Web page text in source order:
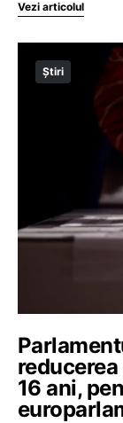
Vezi articolul
Știri
16 ani,